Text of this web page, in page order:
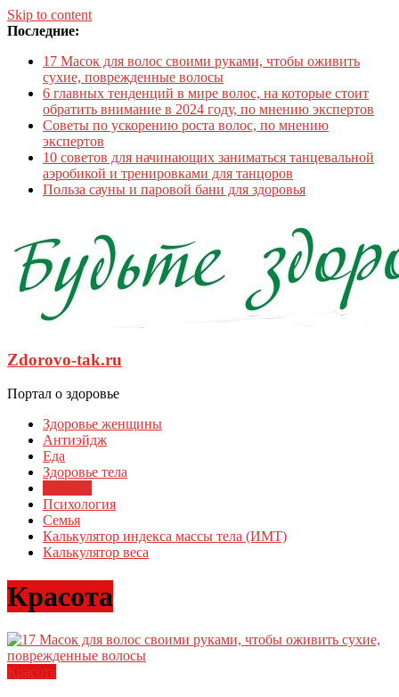
Skip to content
Последние:
17 Масок для волос своими руками, чтобы оживить
сухие, поврежденные волосы
6 главных тенденций в мире волос, на которые стоит
обратить внимание в 2024 году, по мнению экспертов
Советы по ускорению роста волос, по мнению
экспертов
10 советов для начинающих заниматься танцевальной
аэробикой и тренировками для танцоров
Польза сауны и паровой бани для здоровья
Zdorovo-tak.ru
Портал о здоровье
Здоровье женщины
Антиэйдж
Еда
Здоровье тела
Психология
Семья
Калькулятор индекса массы тела (ИМТ)
Калькулятор веса
Красота
Красота